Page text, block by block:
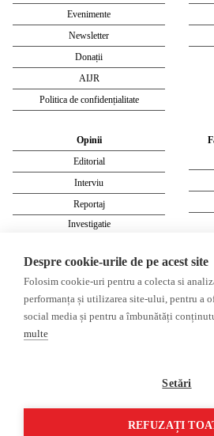
Evenimente
Newsletter
Donații
AIJR
Politica de confidențialitate
Opinii
Editorial
Interviu
Reportaj
Investigatie
Monitor media
Presa rusă independentă
Presa rusa pro-Kremlin
Despre cookie-urile de pe acest site
Folosim cookie-uri pentru a colecta si
performanța și utilizarea site-ului, pentru a
social media și pentru a îmbunătăți
multe
Setări
REFUZAȚI